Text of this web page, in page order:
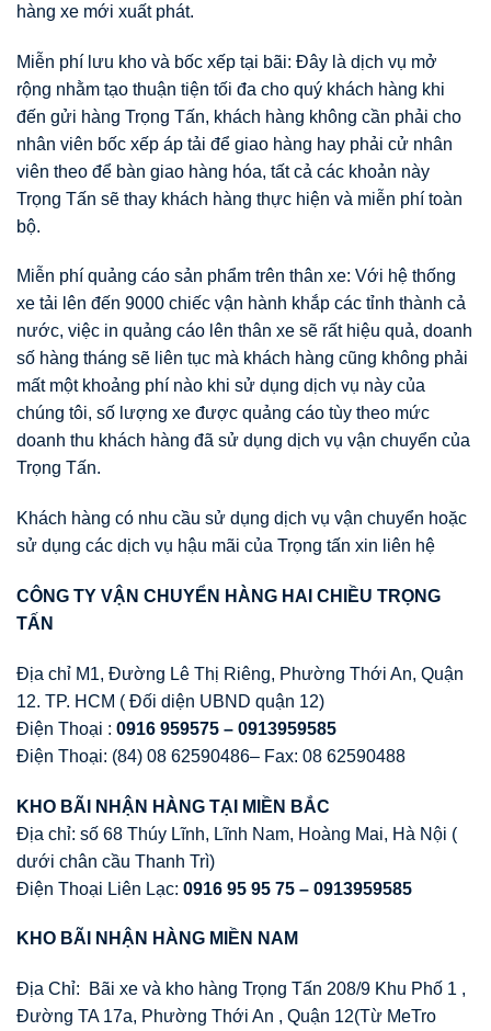
hàng xe mới xuất phát.
Miễn phí lưu kho và bốc xếp tại bãi: Đây là dịch vụ mở
rộng nhằm tạo thuận tiện tối đa cho quý khách hàng khi
đến gửi hàng Trọng Tấn, khách hàng không cần phải cho
nhân viên bốc xếp áp tải để giao hàng hay phải cử nhân
viên theo để bàn giao hàng hóa, tất cả các khoản này
Trọng Tấn sẽ thay khách hàng thực hiện và miễn phí toàn
bộ.
Miễn phí quảng cáo sản phẩm trên thân xe: Với hệ thống
xe tải lên đến 9000 chiếc vận hành khắp các tỉnh thành cả
nước, việc in quảng cáo lên thân xe sẽ rất hiệu quả, doanh
số hàng tháng sẽ liên tục mà khách hàng cũng không phải
mất một khoảng phí nào khi sử dụng dịch vụ này của
chúng tôi, số lượng xe được quảng cáo tùy theo mức
doanh thu khách hàng đã sử dụng dịch vụ vận chuyển của
Trọng Tấn.
Khách hàng có nhu cầu sử dụng dịch vụ vận chuyển hoặc
sử dụng các dịch vụ hậu mãi của Trọng tấn xin liên hệ
CÔNG TY VẬN CHUYỂN HÀNG HAI CHIỀU TRỌNG
TẤN
Địa chỉ M1, Đường Lê Thị Riêng, Phường Thới An, Quận
12. TP. HCM ( Đối diện UBND quận 12)
Điện Thoại : 0916 959575 – 0913959585
Điện Thoại: (84) 08 62590486– Fax: 08 62590488
KHO BÃI NHẬN HÀNG TẠI MIỀN BẮC
Địa chỉ: số 68 Thúy Lĩnh, Lĩnh Nam, Hoàng Mai, Hà Nội (
dưới chân cầu Thanh Trì)
Điện Thoại Liên Lạc: 0916 95 95 75 – 0913959585
KHO BÃI NHẬN HÀNG MIỀN NAM
Địa Chỉ: Bãi xe và kho hàng Trọng Tấn 208/9 Khu Phố 1 ,
Đường TA 17a, Phường Thới An , Quận 12(Từ MeTro